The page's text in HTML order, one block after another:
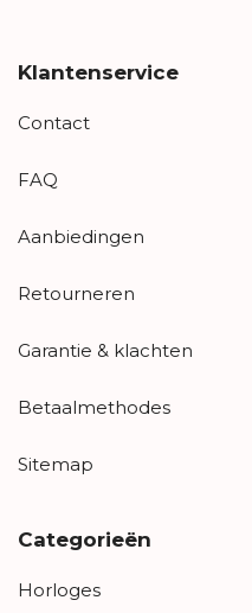
Klantenservice
Contact
FAQ
Aanbiedingen
Retourneren
Garantie & klachten
Betaalmethodes
Sitemap
Categorieën
Horloges